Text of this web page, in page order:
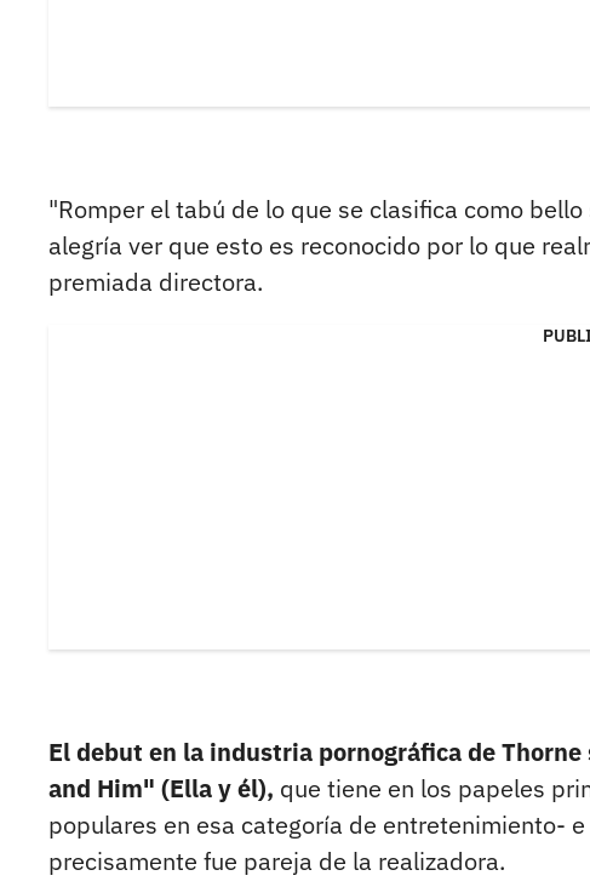
"Romper el tabú de lo que se clasifica como
alegría ver que esto es reconocido por lo que
premiada directora.
El debut en la industria pornográfica de
and Him" (Ella y él), que tiene en los papeles
populares en esa categoría de entretenimiento-
precisamente fue pareja de la realizadora.